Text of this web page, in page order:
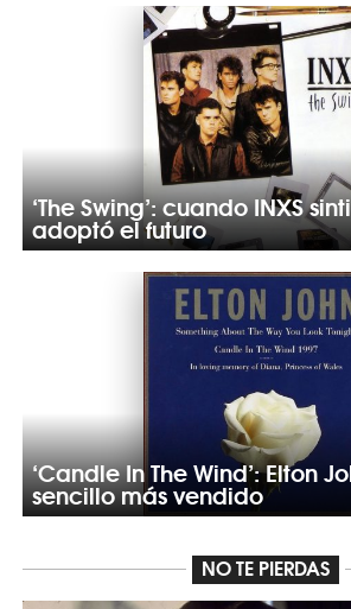
‘The Swing’: cuando INXS
adoptó el futuro
‘Candle In The Wind’: Elton
sencillo más vendido
NO TE PIERDAS